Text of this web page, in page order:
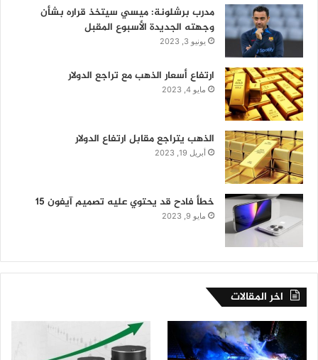
مدرب برشلونة: ميسي سيتخذ قراره بشأن
وجهته الجديدة الأسبوع المقبل
يونيو 3, 2023
ارتفاع أسعار الذهب مع تراجع الدولار
مايو 4, 2023
الذهب يتراجع مقابل ارتفاع الدولار
أبريل 19, 2023
خطأ فادح قد يحتوي عليه تصميم آيفون 15
مايو 9, 2023
اخر المقالات